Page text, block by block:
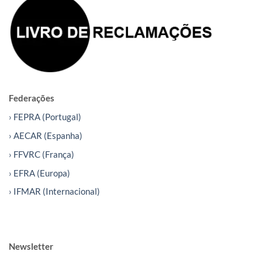
Federações
› FEPRA (Portugal)
› AECAR (Espanha)
› FFVRC (França)
› EFRA (Europa)
› IFMAR (Internacional)
Newsletter